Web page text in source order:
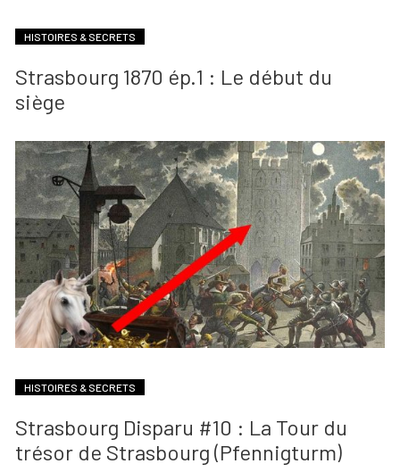
HISTOIRES & SECRETS
Strasbourg 1870 ép.1 : Le début du
siège
HISTOIRES & SECRETS
Strasbourg Disparu #10 : La Tour du
trésor de Strasbourg (Pfennigturm)